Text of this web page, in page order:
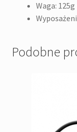
Waga:
Podobne